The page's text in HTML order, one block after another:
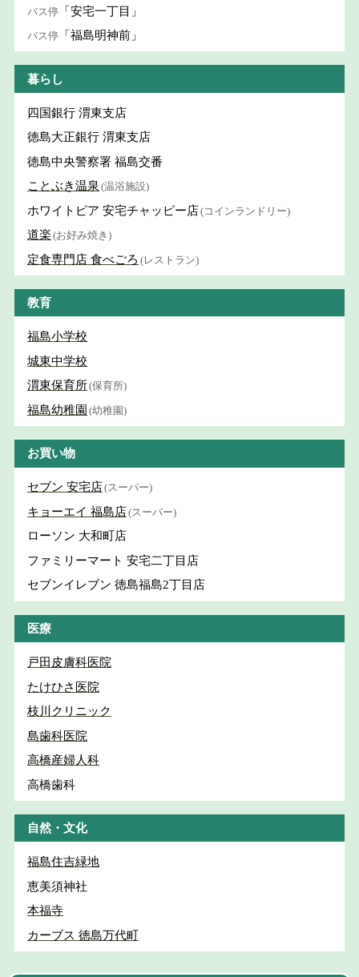
バス停 「安宅一丁目」
バス停 「福島明神前」
暮らし
四国銀行 渭東支店
徳島大正銀行 渭東支店
徳島中央警察署 福島交番
ことぶき温泉 (温浴施設)
ホワイトピア 安宅チャッピー店(コインランドリー)
道楽 (お好み焼き)
定食専門店 食べごろ (レストラン)
教育
福島小学校
城東中学校
渭東保育所(保育所)
福島幼稚園 (幼稚園)
お買い物
セブン 安宅店(スーパー)
キョーエイ 福島店(スーパー)
ローソン 大和町店
ファミリーマート 安宅二丁目店
セブンイレブン 徳島福島2丁目店
医療
戸田皮膚科医院
たけひさ医院
枝川クリニック
島歯科医院
高橋産婦人科
高橋歯科
自然・文化
福島住吉緑地
恵美須神社
本福寺
カーブス 徳島万代町